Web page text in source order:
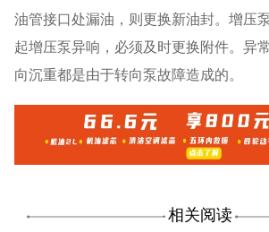
油管接口处漏油，则更换新油封。增压
起增压泵异响，必须及时更换附件。异
向沉重都是由于转向泵故障造成的。
相关阅读